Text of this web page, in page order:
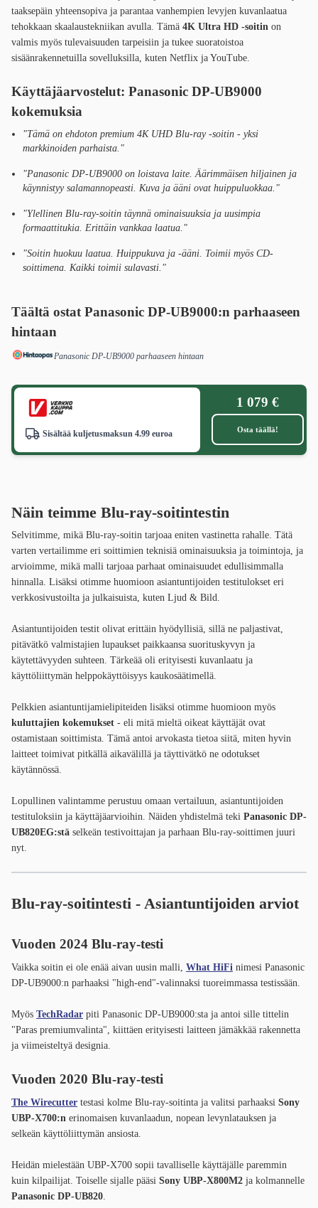
taaksepäin yhteensopiva ja parantaa vanhempien levyjen kuvanlaatua
tehokkaan skaalaustekniikan avulla. Tämä 4K Ultra HD -soitin on
valmis myös tulevaisuuden tarpeisiin ja tukee suoratoistoa
sisäänrakennetuilla sovelluksilla, kuten Netflix ja YouTube.
Käyttäjäarvostelut: Panasonic DP-UB9000
kokemuksia
"Tämä on ehdoton premium 4K UHD Blu-ray -soitin - yksi
markkinoiden parhaista."
"Panasonic DP-UB9000 on loistava laite. Äärimmäisen hiljainen ja
käynnistyy salamannopeasti. Kuva ja ääni ovat huippuluokkaa."
"Ylellinen Blu-ray-soitin täynnä ominaisuuksia ja uusimpia
formaattitukia. Erittäin vankkaa laatua."
"Soitin huokuu laatua. Huippukuva ja -ääni. Toimii myös CD-
soittimena. Kaikki toimii sulavasti."
Täältä ostat Panasonic DP-UB9000:n parhaaseen
hintaan
Panasonic DP-UB9000 parhaaseen hintaan
Sisältää kuljetusmaksun 4.99 euroa
1 079 €
Osta täällä!
Näin teimme Blu-ray-soitintestin
Selvitimme, mikä Blu-ray-soitin tarjoaa eniten vastinetta rahalle. Tätä
varten vertailimme eri soittimien teknisiä ominaisuuksia ja toimintoja, ja
arvioimme, mikä malli tarjoaa parhaat ominaisuudet edullisimmalla
hinnalla. Lisäksi otimme huomioon asiantuntijoiden testitulokset eri
verkkosivustoilta ja julkaisuista, kuten Ljud & Bild.
Asiantuntijoiden testit olivat erittäin hyödyllisiä, sillä ne paljastivat,
pitävätkö valmistajien lupaukset paikkaansa suorituskyvyn ja
käytettävyyden suhteen. Tärkeää oli erityisesti kuvanlaatu ja
käyttöliittymän helppokäyttöisyys kaukosäätimellä.
Pelkkien asiantuntijamielipiteiden lisäksi otimme huomioon myös
kuluttajien kokemukset - eli mitä mieltä oikeat käyttäjät ovat
ostamistaan soittimista. Tämä antoi arvokasta tietoa siitä, miten hyvin
laitteet toimivat pitkällä aikavälillä ja täyttivätkö ne odotukset
käytännössä.
Lopullinen valintamme perustuu omaan vertailuun, asiantuntijoiden
testituloksiin ja käyttäjäarvioihin. Näiden yhdistelmä teki Panasonic DP-
UB820EG:stä selkeän testivoittajan ja parhaan Blu-ray-soittimen juuri
nyt.
Blu-ray-soitintesti - Asiantuntijoiden arviot
Vuoden 2024 Blu-ray-testi
Vaikka soitin ei ole enää aivan uusin malli, What HiFi nimesi Panasonic
DP-UB9000:n parhaaksi "high-end"-valinnaksi tuoreimmassa testissään.
Myös TechRadar piti Panasonic DP-UB9000:sta ja antoi sille tittelin
"Paras premiumvalinta", kiittäen erityisesti laitteen jämäkkää rakennetta
ja viimeisteltyä designia.
Vuoden 2020 Blu-ray-testi
The Wirecutter testasi kolme Blu-ray-soitinta ja valitsi parhaaksi Sony
UBP-X700:n erinomaisen kuvanlaadun, nopean levynlatauksen ja
selkeän käyttöliittymän ansiosta.
Heidän mielestään UBP-X700 sopii tavalliselle käyttäjälle paremmin
kuin kilpailijat. Toiselle sijalle pääsi Sony UBP-X800M2 ja kolmannelle
Panasonic DP-UB820